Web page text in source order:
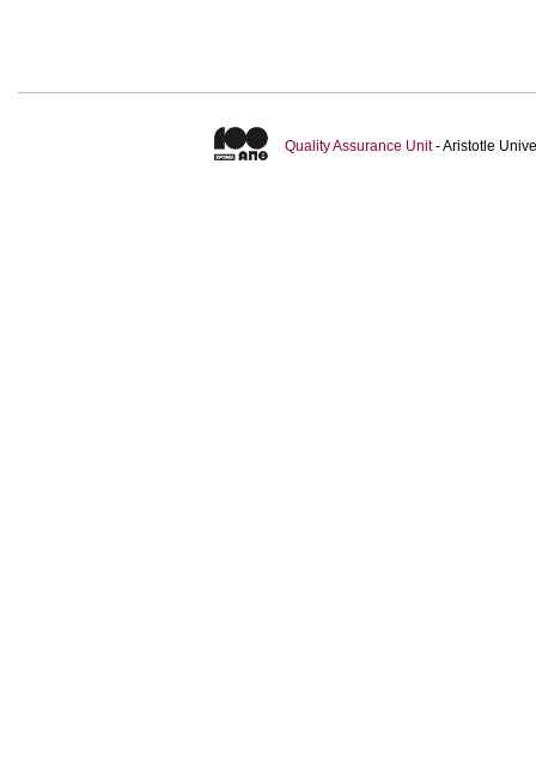
Quality Assurance Unit- Aristotle